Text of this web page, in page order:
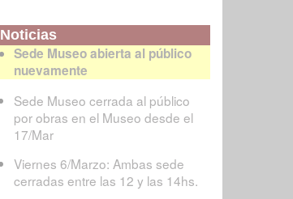
Noticias
Sede Museo abierta al público
nuevamente
Sede Museo cerrada al público
por obras en el Museo desde el
17/Mar
Viernes 6/Marzo: Ambas sede
cerradas entre las 12 y las 14hs.